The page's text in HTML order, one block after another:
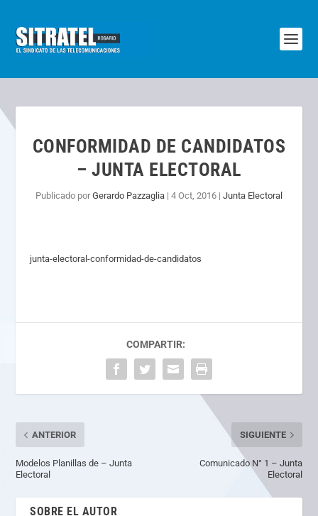
CONFORMIDAD DE CANDIDATOS
– JUNTA ELECTORAL
Publicado porGerardo Pazzaglia | 4 Oct, 2016 | Junta Electoral
junta-electoral-conformidad-de-candidatos
COMPARTIR:
ANTERIOR
Modelos Planillas de – Junta
Electoral
SIGUIENTE
Comunicado N° 1 – Junta
Electoral
SOBRE EL AUTOR